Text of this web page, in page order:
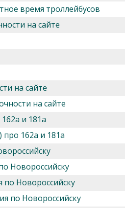
время троллейбусов
на сайте
на сайте
на сайте
и 181а
про 162а и 181а
Новороссийску
по Новороссийску
по Новороссийску